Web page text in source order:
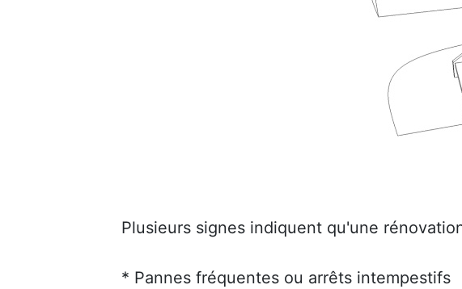
Plusieurs signes indiquent qu'une
* Pannes fréquentes ou arrêts intempestifs